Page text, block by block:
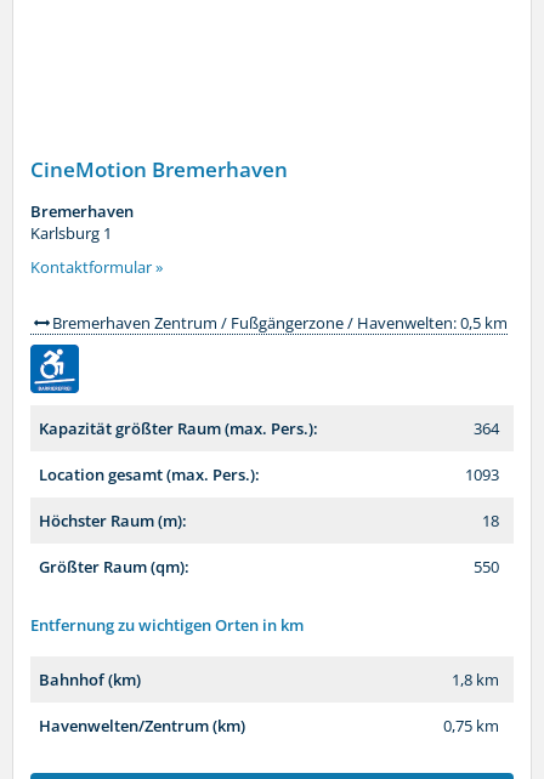
CineMotion Bremerhaven
Bremerhaven
Karlsburg 1
Kontaktformular »
Bremerhaven Zentrum / Fußgängerzone / Havenwelten: 0,5 km
Kapazität größter Raum (max. Pers.): 364
Location gesamt (max. Pers.): 1093
Höchster Raum (m): 18
Größter Raum (qm): 550
Entfernung zu wichtigen Orten in km
Bahnhof (km) 1,8 km
Havenwelten/Zentrum (km) 0,75 km